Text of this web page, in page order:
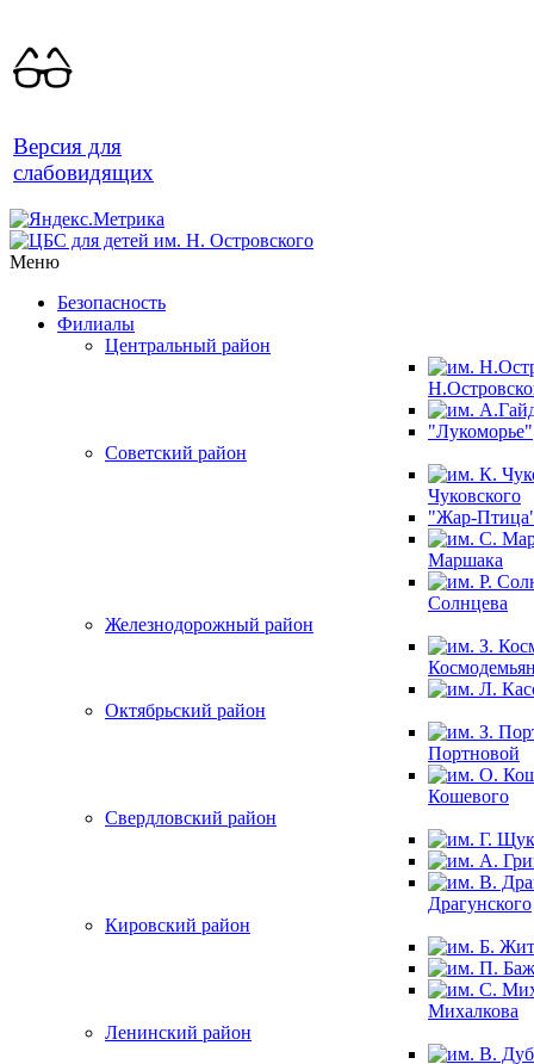
Версия для
слабовидящих
Меню
Безопасность
Филиалы
Центральный район
"Лукоморье"
Советский район
Чуковского
"Жар-
Маршака
Солнцева
Железнодорожный район
Октябрьский район
Портновой
Кошевого
Свердловский район
Драгунского
Кировский район
Михалкова
Ленинский район